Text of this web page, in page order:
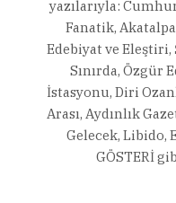
yazılarıyla:
Fanatik,
Edebiyat ve
Sınırda, Özgür
İstasyonu, Diri
Arası, Aydınlık
Gelecek, Libido,
GÖSTERİ